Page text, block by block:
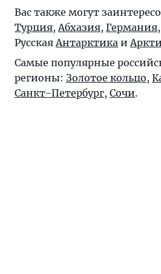
Вас также могут
Турция, Абхазия, Германия,
Русская Антарктика и
Самые популярные
регионы: Золотое кольцо,
Санкт-Петербург, Сочи.